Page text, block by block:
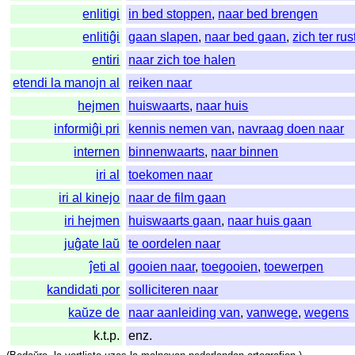
enlitigi
in bed stoppen, naar bed brengen
enlitiĝi
gaan slapen, naar bed gaan,zich ter
entiri
naar zich toe halen
etendi la manojn al
reiken naar
hejmen
huiswaarts, naar huis
informiĝi pri
kennis nemen van, navraag doen naar
internen
binnenwaarts, naar binnen
iri al
toekomen naar
iri al kinejo
naar de film gaan
iri hejmen
huiswaarts gaan, naar huis gaan
juĝate laŭ
te oordelen naar
ĵeti al
gooien naar,toegooien,toewerpen
kandidati por
solliciteren naar
kaŭze de
naar aanleiding van,vanwege,wegens
k.t.p.
enz.